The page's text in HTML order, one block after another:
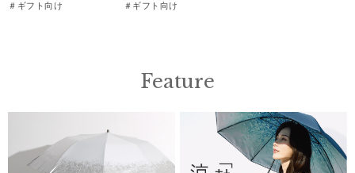
＃ギフト向け
＃ギフト向け
Feature